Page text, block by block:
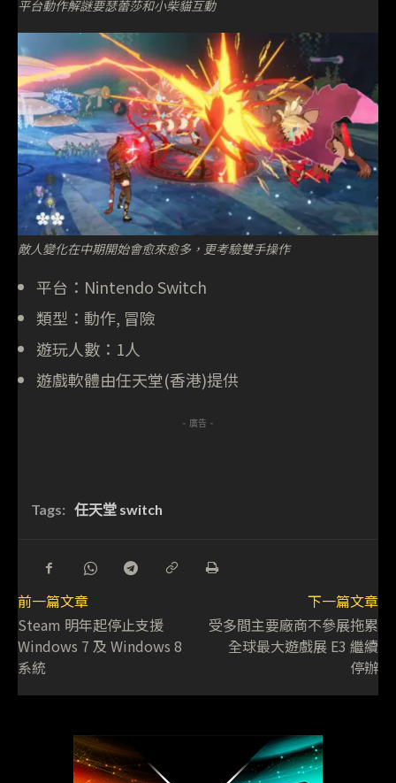
平台動作解謎要瑟蕾莎和小柴貓互動
敵人變化在中期開始會愈來愈多，更考驗雙手操作
平台：Nintendo Switch
類型：動作, 冒險
遊玩人數：1人
遊戲軟體由任天堂(香港)提供
- 廣告 -
Tags: 任天堂 switch
前一篇文章
Steam 明年起停止支援
Windows 7 及 Windows 8
系統
下一篇文章
受多間主要廠商不參展拖累
全球最大遊戲展 E3 繼續
停辦